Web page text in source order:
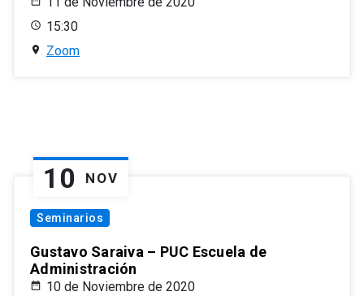
15:30
Zoom
10 NOV
Seminarios
Gustavo Saraiva – PUC Escuela de
Administración
10 de Noviembre de 2020